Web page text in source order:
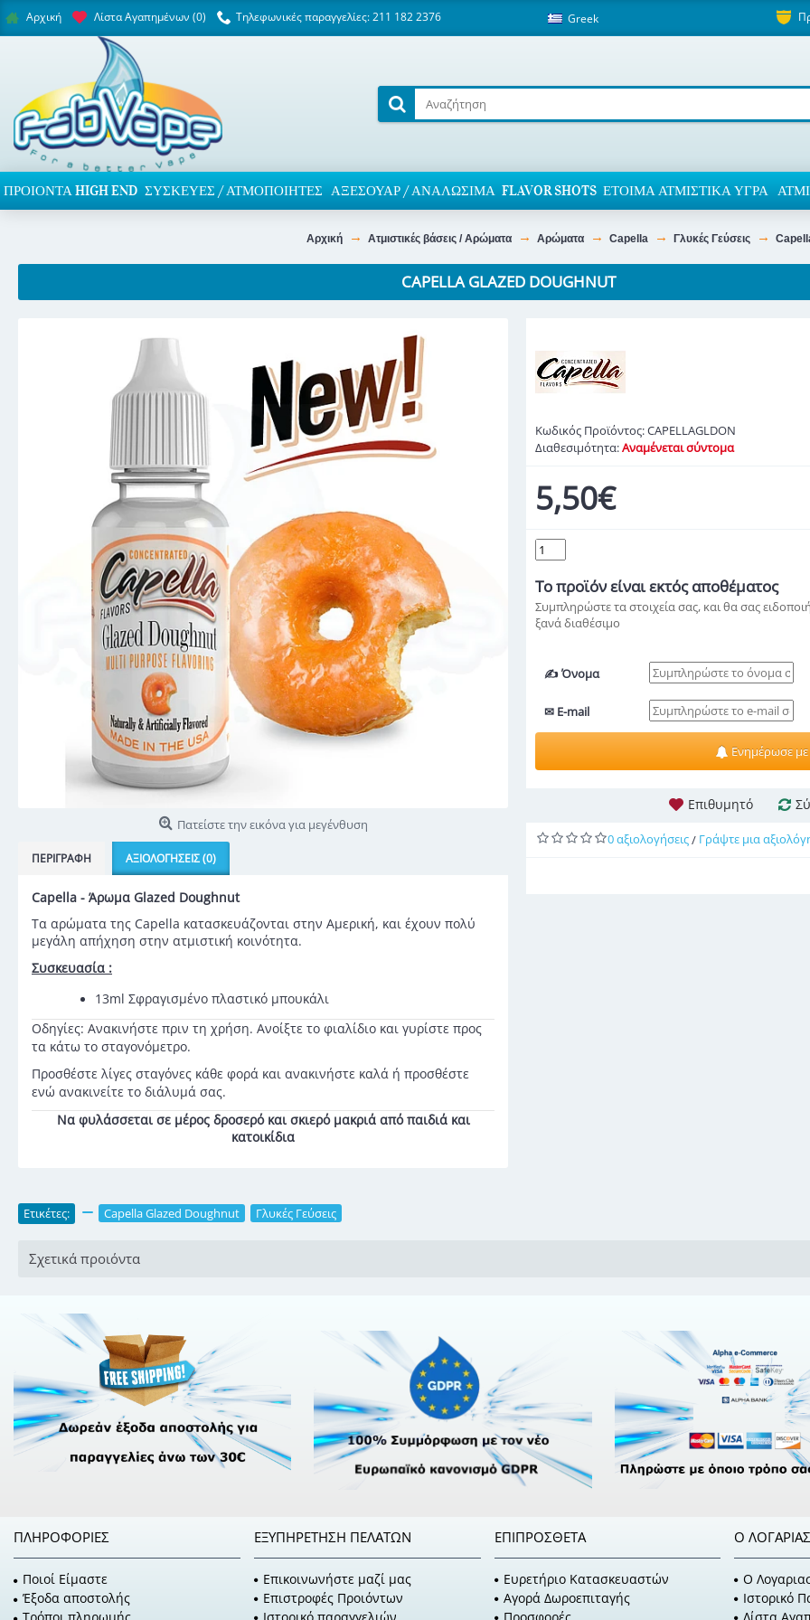
Αρχική Λίστα Αγαπημένων (0) Τηλεφωνικές παραγγελίες: 211 182 2376 Greek
ΠΡΟΙΌΝΤΑ HIGH END ΣΥΣΚΕΥΈΣ / ΑΤΜΟΠΟΙΗΤΈΣ ΑΞΕΣΟΥΆΡ / ΑΝΑΛΏΣΙΜΑ FLAVOR SHOTS ΈΤΟΙΜΑ ΑΤΜΙΣΤΙΚΆ ΥΓΡΆ
Αρχική Ατμιστικές βάσεις / Αρώματα Αρώματα Capella Γλυκές Γεύσεις
CAPELLA GLAZED DOUGHNUT
Πατείστε την εικόνα για μεγένθυση
ΠΕΡΙΓΡΑΦΉ ΑΞΙΟΛΟΓΉΣΕΙΣ (0)
Capella - Άρωμα Glazed Doughnut
Τα αρώματα της Capella κατασκευάζονται στην Αμερική, και έχουν πολύ
μεγάλη απήχηση στην ατμιστική κοινότητα.
Συσκευασία :
13ml Σφραγισμένο πλαστικό μπουκάλι
Οδηγίες: Ανακινήστε πριν τη χρήση. Ανοίξτε το φιαλίδιο και γυρίστε προς
τα κάτω το σταγονόμετρο.
Προσθέστε λίγες σταγόνες κάθε φορά και ανακινήστε καλά ή προσθέστε
ενώ ανακινείτε το διάλυμά σας.
Να φυλάσσεται σε μέρος δροσερό και σκιερό μακριά από παιδιά και
κατοικίδια
Κωδικός Προϊόντος:CAPELLAGLDON
Διαθεσιμότητα:Αναμένεται σύντομα
5,50€
Το προϊόνείναι εκτός αποθέματος
Συμπληρώστε τα στοιχεία σας, και θα σας
ξανά διαθέσιμο
✍ Όνομα
✉ E-mail
Ενημέρωσε με
Επιθυμητό
0 αξιολογήσεις/ Γράψτε μια
Ετικέτες: Capella Glazed Doughnut Γλυκές Γεύσεις
Σχετικά προιόντα
ΠΛΗΡΟΦΟΡΊΕΣ
Ποιοί Είμαστε
Έξοδα αποστολής
ΕΞΥΠΗΡΈΤΗΣΗ ΠΕΛΑΤΏΝ
Επικοινωνήστε μαζί μας
Επιστροφές Προιόντων
ΕΠΙΠΡΌΣΘΕΤΑ
Ευρετήριο Κατασκευαστών
Αγορά Δωροεπιταγής
Ο
O
Ιστορικό